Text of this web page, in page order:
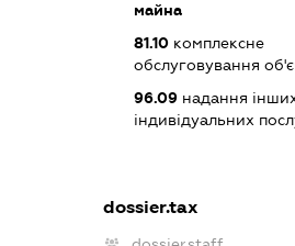
майна
81.10 комплексне
обслуговування
96.09 надання
індивідуальних
dossier.tax